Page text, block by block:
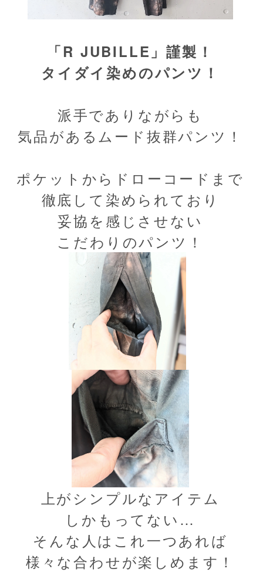
「R JUBILLE」謹製！
タイダイ染めのパンツ！
派手でありながらも
気品があるムード抜群パンツ！
ポケットからドローコードまで
徹底して染められており
妥協を感じさせない
こだわりのパンツ！
上がシンプルなアイテム
しかもってない…
そんな人はこれ一つあれば
様々な合わせが楽しめます！